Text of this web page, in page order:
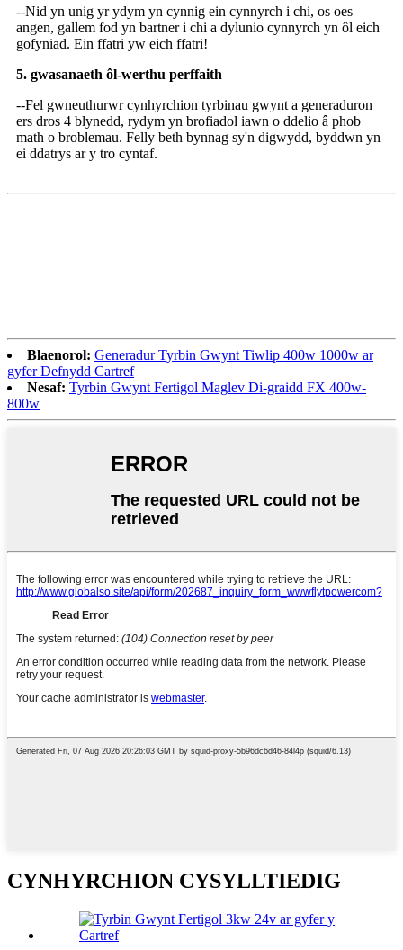
--Nid yn unig yr ydym yn cynnig ein cynnyrch i chi, os oes
angen, gallem fod yn bartner i chi a dylunio cynnyrch yn ôl eich
gofyniad. Ein ffatri yw eich ffatri!
5. gwasanaeth ôl-werthu perffaith
--Fel gwneuthurwr cynhyrchion tyrbinau gwynt a generaduron
ers dros 4 blynedd, rydym yn brofiadol iawn o ddelio â phob
math o broblemau. Felly beth bynnag sy'n digwydd, byddwn yn
ei ddatrys ar y tro cyntaf.
Blaenorol: Generadur Tyrbin Gwynt Tiwlip 400w 1000w ar
gyfer Defnydd Cartref
Nesaf: Tyrbin Gwynt Fertigol Maglev Di-graidd FX 400w-
800w
CYNHYRCHION CYSYLLTIEDIG